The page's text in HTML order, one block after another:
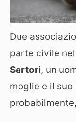
Due
parte civile
Sartori, un
moglie e il suo